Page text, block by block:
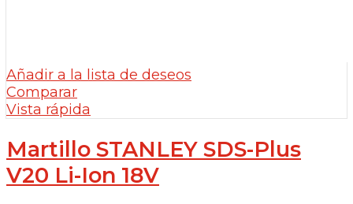
Añadir a la lista de deseos
Comparar
Vista rápida
Martillo STANLEY SDS-Plus
V20 Li-Ion 18V